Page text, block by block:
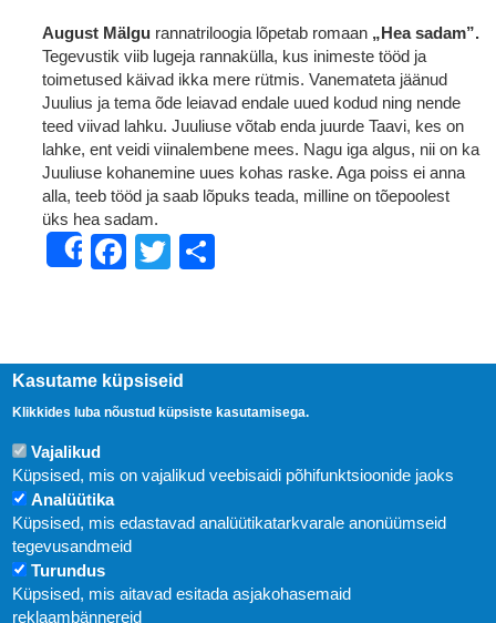
August Mälgu rannatriloogia lõpetab romaan „Hea sadam”.
Tegevustik viib lugeja rannakülla, kus inimeste tööd ja
toimetused käivad ikka mere rütmis. Vanemateta jäänud
Juulius ja tema õde leiavad endale uued kodud ning nende
teed viivad lahku. Juuliuse võtab enda juurde Taavi, kes on
lahke, ent veidi viinalembene mees. Nagu iga algus, nii on ka
Juuliuse kohanemine uues kohas raske. Aga poiss ei anna
alla, teeb tööd ja saab lõpuks teada, milline on tõepoolest
üks hea sadam.
ShareFacebook
Twitter
Uudised
KIRJASTUS PEGASUS OÜ © 2020
Kasutame küpsiseid
Klikkides luba nõustud küpsiste kasutamisega.
Vajalikud
Küpsised, mis on vajalikud veebisaidi põhifunktsioonide jaoks
Analüütika
Küpsised, mis edastavad analüütikatarkvarale anonüümseid
tegevusandmeid
Turundus
Küpsised, mis aitavad esitada asjakohasemaid
reklaambännereid